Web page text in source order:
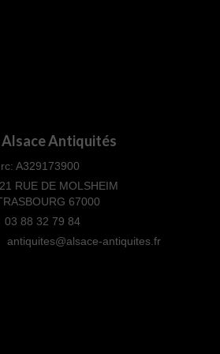
Alsace Antiquités
rc: A329173900
RUE DE MOLSHEIM
67000
03 88 32 79 84
antiquites@alsace-antiquites.fr